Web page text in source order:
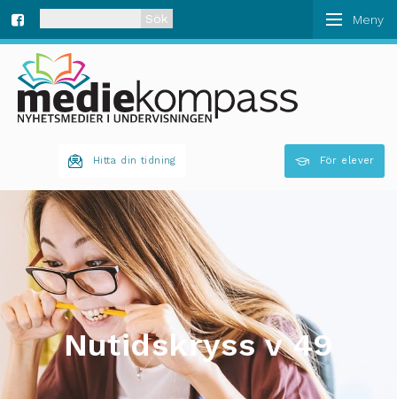
ce
När automatisk komplettering av resultat är
Hitta din tidning För elever
Nutidskryss v 49